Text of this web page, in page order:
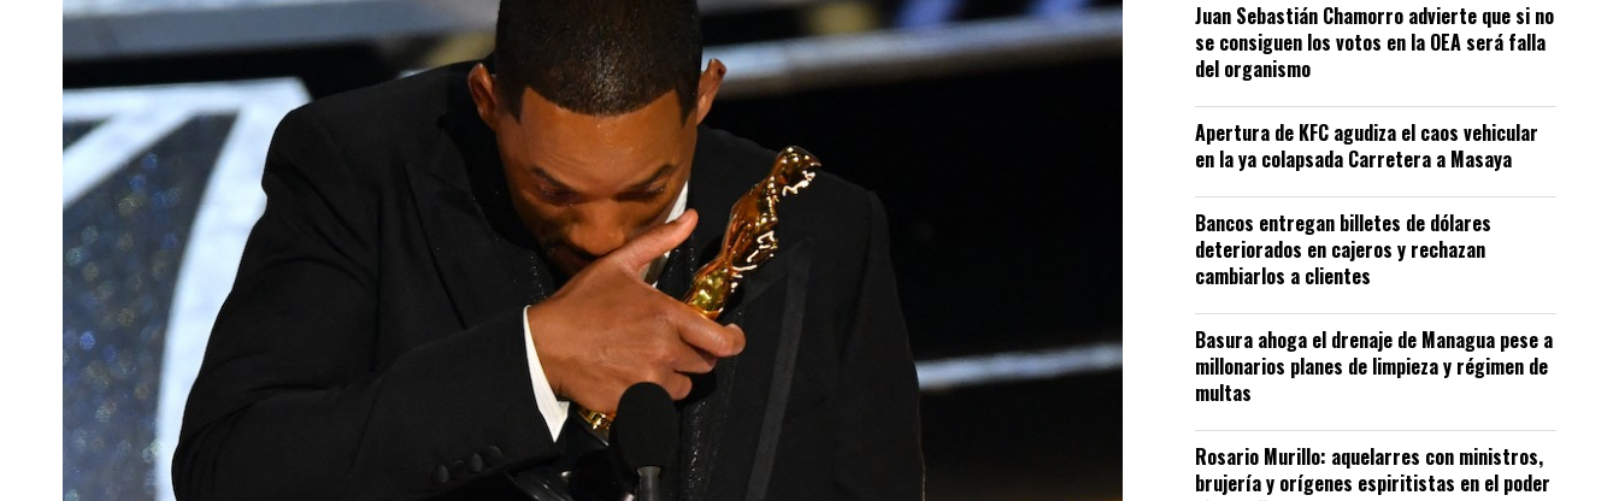
Juan Sebastián Chamorro advierte que si no
se consiguen los votos en la OEA será falla
del organismo
Apertura de KFC agudiza el caos vehicular
en la ya colapsada Carretera a Masaya
Bancos entregan billetes de dólares
deteriorados en cajeros y rechazan
cambiarlos a clientes
Basura ahoga el drenaje de Managua pese a
millonarios planes de limpieza y régimen de
multas
Rosario Murillo: aquelarres con ministros,
brujería y orígenes espiritistas en el poder